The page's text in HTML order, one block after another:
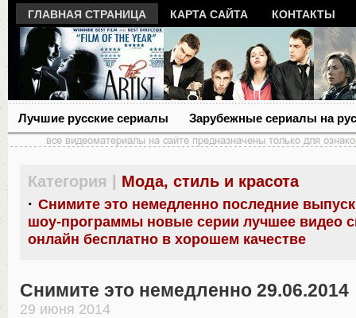
ГЛАВНАЯ СТРАНИЦА КАРТА САЙТА КОНТАКТЫ
Лучшие русские сериалы Зарубежные сериалы на
Категория |
Мода, стиль и красота
· Снимите это немедленно последние
шоу-программы новые серии лучшее видео
онлайн бесплатно в хорошем качестве
Снимите это немедленно 29.06.2014
29 июня 2014